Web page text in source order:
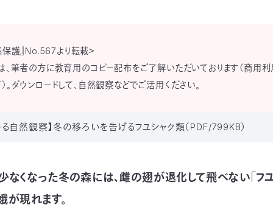
保護』No.567より転載＞
、筆者の方に教育用のコピー配布をご了解いただいております（商用利
。ダウンロードして、自然観察などでご活用ください。
自然観察】冬の移ろいを告げるフユシャク類（PDF/799KB）
なくなった冬の森には、雌の翅が退化して飛べない「フユ
が現れます。